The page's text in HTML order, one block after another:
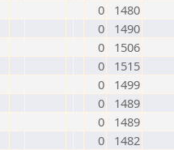
0
1480
0
1490
0
1506
0
1515
0
1499
0
1489
0
1489
0
1482